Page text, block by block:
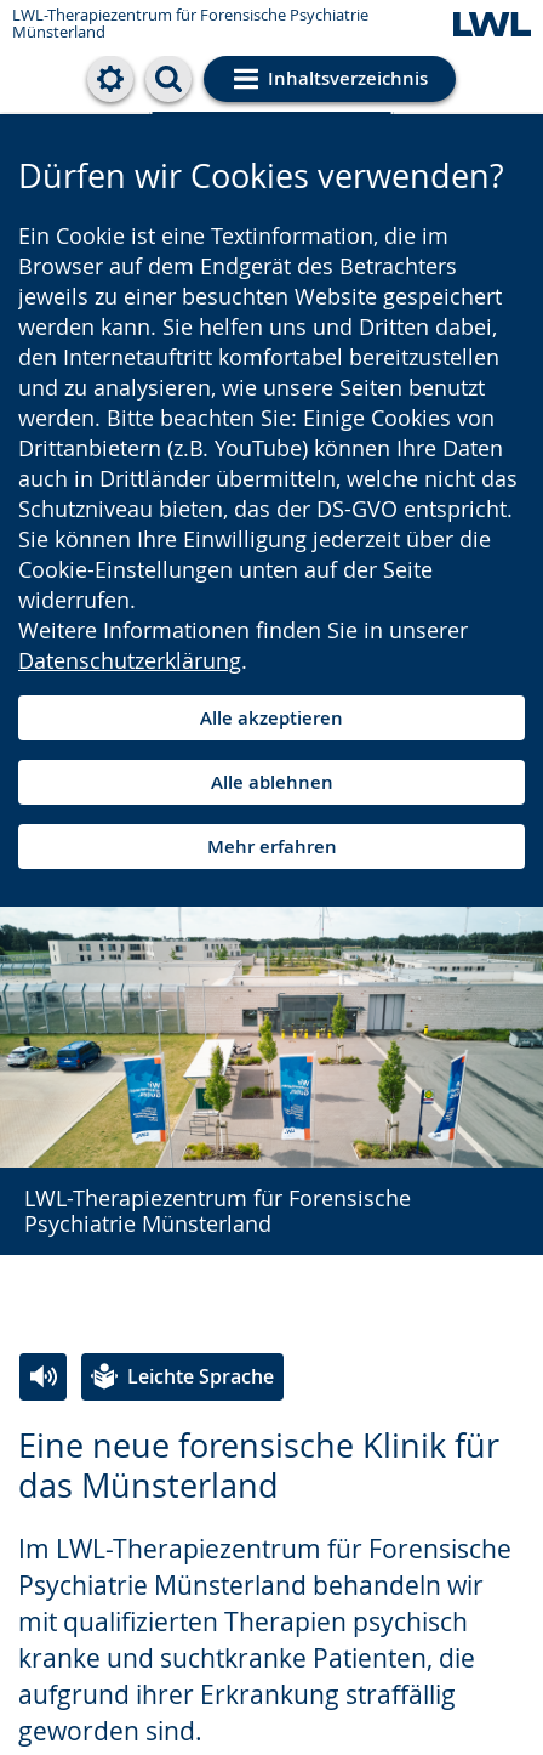
LWL-Therapiezentrum für Forensische Psychiatrie
Münsterland
Inhaltsverzeichnis
Cookie-Einstellungen
Dürfen wir Cookies verwenden?
Ein Cookie ist eine Textinformation, die im
Browser auf dem Endgerät des Betrachters
jeweils zu einer besuchten Website gespeichert
werden kann. Sie helfen uns und Dritten dabei,
den Internetauftritt komfortabel bereitzustellen
und zu analysieren, wie unsere Seiten benutzt
werden. Bitte beachten Sie: Einige Cookies von
Drittanbietern (z.B. YouTube) können Ihre Daten
auch in Drittländer übermitteln, welche nicht das
Schutzniveau bieten, das der DS-GVO entspricht.
Sie können Ihre Einwilligung jederzeit über die
Cookie-Einstellungen unten auf der Seite
widerrufen.
Weitere Informationen finden Sie in unserer
Datenschutzerklärung.
Alle akzeptieren
Alle ablehnen
Mehr erfahren
LWL-Therapiezentrum für Forensische
Psychiatrie Münsterland
Eine neue forensische Klinik für
das Münsterland
Im LWL-Therapiezentrum für Forensische
Psychiatrie Münsterland behandeln wir
mit qualifizierten Therapien psychisch
kranke und suchtkranke Patienten, die
aufgrund ihrer Erkrankung straffällig
geworden sind.
Leichte Sprache
Leichten
Sprache
Audio-
Unterstützung.
Video
in
Gebärdensprache
wird
angezeigt.